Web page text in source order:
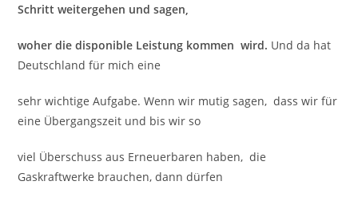
Schritt weitergehen und sagen,
woher die disponible Leistung kommen wird. Und da hat
Deutschland für mich eine
sehr wichtige Aufgabe. Wenn wir mutig sagen, dass wir für
eine Übergangszeit und bis wir so
viel Überschuss aus Erneuerbaren haben, die
Gaskraftwerke brauchen, dann dürfen